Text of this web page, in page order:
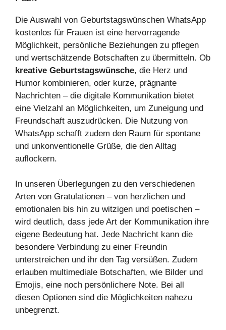
Die Auswahl von Geburtstagswünschen WhatsApp
kostenlos für Frauen ist eine hervorragende
Möglichkeit, persönliche Beziehungen zu pflegen
und wertschätzende Botschaften zu übermitteln. Ob
kreative Geburtstagswünsche, die Herz und
Humor kombinieren, oder kurze, prägnante
Nachrichten – die digitale Kommunikation bietet
eine Vielzahl an Möglichkeiten, um Zuneigung und
Freundschaft auszudrücken. Die Nutzung von
WhatsApp schafft zudem den Raum für spontane
und unkonventionelle Grüße, die den Alltag
auflockern.
In unseren Überlegungen zu den verschiedenen
Arten von Gratulationen – von herzlichen und
emotionalen bis hin zu witzigen und poetischen –
wird deutlich, dass jede Art der Kommunikation ihre
eigene Bedeutung hat. Jede Nachricht kann die
besondere Verbindung zu einer Freundin
unterstreichen und ihr den Tag versüßen. Zudem
erlauben multimediale Botschaften, wie Bilder und
Emojis, eine noch persönlichere Note. Bei all
diesen Optionen sind die Möglichkeiten nahezu
unbegrenzt.